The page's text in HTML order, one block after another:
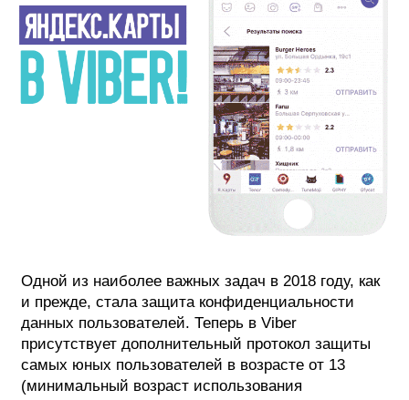
Одной из наиболее важных задач в 2018 году, как
и прежде, стала защита конфиденциальности
данных пользователей. Теперь в Viber
присутствует дополнительный протокол защиты
самых юных пользователей в возрасте от 13
(минимальный возраст использования